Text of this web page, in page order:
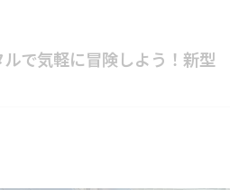
で気軽に冒険しよう！新型